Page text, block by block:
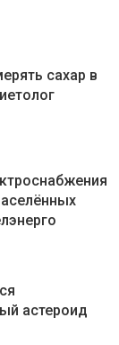
сахар в
астероид